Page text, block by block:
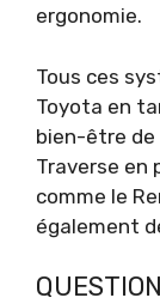
ergonomie.
Tous ces
Toyota en
bien-être
Traverse en
comme le
également